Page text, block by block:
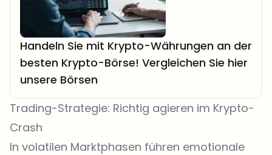
Handeln Sie mit Krypto-Währungen an der
besten Krypto-Börse! Vergleichen Sie hier
unsere Börsen
Trading-Strategie: Richtig agieren im Krypto-
Crash
In volatilen Marktphasen führen emotionale